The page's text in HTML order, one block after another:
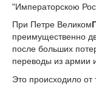
"Императорскою
При Петре Великом
преимущественно
после больших
переводы из армии
Это происходило от